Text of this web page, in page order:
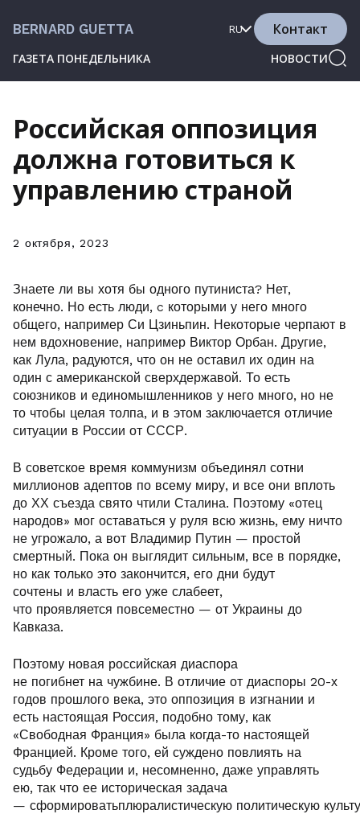
BERNARD GUETTA
ГАЗЕТА ПОНЕДЕЛЬНИКА НОВОСТИ
RU Контакт
Российская оппозиция
должна готовиться к
управлению страной
2 октября, 2023
Знаете ли вы хотя бы одного путиниста? Нет,
конечно. Но есть люди, c которыми у него много
общего, например Си Цзиньпин. Некоторые черпают в
нем вдохновение, например Виктор Орбан. Другие,
как Лула, радуются, что он не оставил их один на
один с американской сверхдержавой. То есть
союзников и единомышленников у него много, но не
то чтобы целая толпа, и в этом заключается отличие
ситуации в России от СССР.
В советское время коммунизм объединял сотни
миллионов адептов по всему миру, и все они вплоть
до ХХ съезда свято чтили Сталина. Поэтому «отец
народов» мог оставаться у руля всю жизнь, ему ничто
не угрожало, а вот Владимир Путин — простой
смертный. Пока он выглядит сильным, все в порядке,
но как только это закончится, его дни будут
сочтены и власть его уже слабеет,
что проявляется повсеместно — от Украины до
Кавказа.
Поэтому новая российская диаспора
не погибнет на чужбине. В отличие от диаспоры 20-х
годов прошлого века, это оппозиция в изгнании и
есть настоящая Россия, подобно тому, как
«Свободная Франция» была когда-то настоящей
Францией. Кроме того, ей суждено повлиять на
судьбу Федерации и, несомненно, даже управлять
ею, так что ее историческая задача
— сформироватьплюралистическую политическую